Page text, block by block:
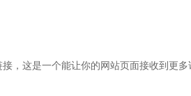
，这是一个能让你的网站页面接收到更